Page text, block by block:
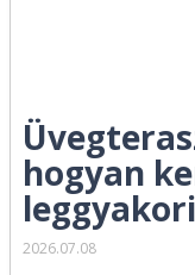
hogyan
2026.07.08